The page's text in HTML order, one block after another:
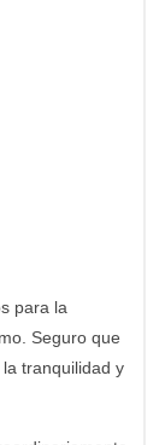
para la
Seguro que
tranquilidad y